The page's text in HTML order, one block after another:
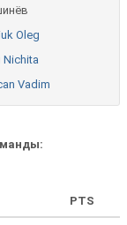
Oleg
Nichita
Vadim
PTS